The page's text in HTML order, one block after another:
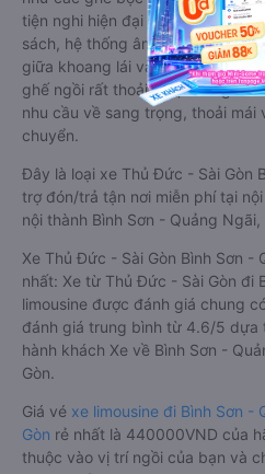
tiện nghi hiện đại như ti-vi, tủ
sách, hệ thống âm thanh cao
giữa khoang lái và khoang hành
ghế ngồi rất thoải mái, không
nhu cầu về sang trọng, thoải
chuyển.
Đây là loại xe Thủ Đức - Sài Gòn
trợ đón/trả tận nơi miễn phí tại
nội thành Bình Sơn - Quảng
Xe Thủ Đức - Sài Gòn Bình Sơn -
nhất: Xe từ Thủ Đức - Sài Gòn đi
limousine được đánh giá chung
đánh giá trung bình từ 4.6/5 dựa
hành khách Xe về Bình Sơn -
Gòn.
Giá vé xe limousine đi Bình Sơn
Gòn rẻ nhất là 440000VND của
thuộc vào vị trí ngồi của bạn và